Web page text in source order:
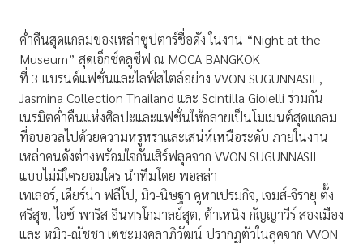
ค่ำคืนสุดแกลมของเหล่าซุปตาร์ชื่อดัง ในงาน “Night at the
Museum” สุดเอ็กซ์คลูซีฟ ณ MOCA BANGKOK
ที่ 3 แบรนด์แฟชั่นและไลฟ์สไตล์อย่าง VVON SUGUNNASIL,
Jasmina Collection Thailand และ Scintilla Gioielli ร่วมกัน
เนรมิตค่ำคืนแห่งศิลปะและแฟชั่นให้กลายเป็นโมเมนต์สุดแกลม
ที่อบอวลไปด้วยความหรูหราและเสน่ห์เหนือระดับ ภายในงาน
เหล่าคนดังต่างพร้อมใจกันเสิร์ฟลุคจาก VVON SUGUNNASIL
แบบไม่มีใครยอมใคร นำทีมโดย พอลล่า
เทเลอร์, เดียร์น่า ฟลีโป, มิว-นิษฐา คูหาเปรมกิจ, เจมส์-จิรายุ ตั้ง
ศรีสุข, ไอซ์-พาริส อินทรโกมาลย์สุต, ต้าเหนิง-กัญญาวีร์ สองเมือง
และ หมิว-ณัชชา เตชะมงคลาภิวัฒน์ ปรากฏตัวในลุคจาก VVON